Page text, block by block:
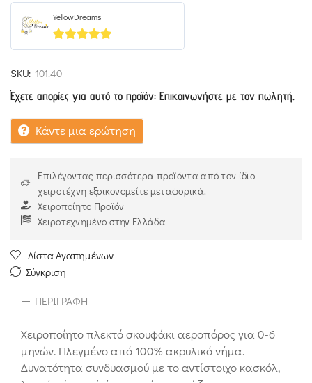
YellowDreams
5out of 5
SKU: 101.40
Έχετε απορίες για αυτό το προϊόν; Επικοινωνήστε με τον πωλητή.
Κάντε μια ερώτηση
Επιλέγοντας περισσότερα προϊόντα από τον ίδιο
χειροτέχνη εξοικονομείτε μεταφορικά.
Χειροποίητο Προϊόν
Χειροτεχνημένο στην Ελλάδα
Λίστα Αγαπημένων
Σύγκριση
ΠΕΡΙΓΡΑΦΉ
Χειροποίητο πλεκτό σκουφάκι αεροπόρος για 0-6
μηνών. Πλεγμένο από 100% ακρυλικό νήμα.
Δυνατότητα συνδυασμού με το αντίστοιχο κασκόλ,